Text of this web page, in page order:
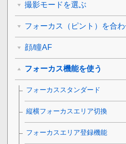
撮影モードを選ぶ
フォーカス（ピント）を合わ
顔/瞳AF
フォーカス機能を使う
フォーカススタンダード
縦横フォーカスエリア切換
フォーカスエリア登録機能